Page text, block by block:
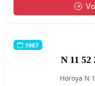
1967
N 11 52
Horoya N